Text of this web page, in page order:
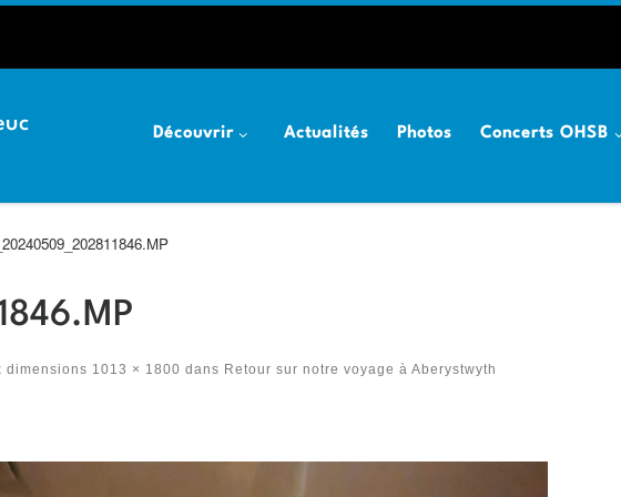
Découvrir Actualités Photos Concerts OHSB
dimensions 1013 × 1800 dans Retour sur notre voyage à Aberystwyth